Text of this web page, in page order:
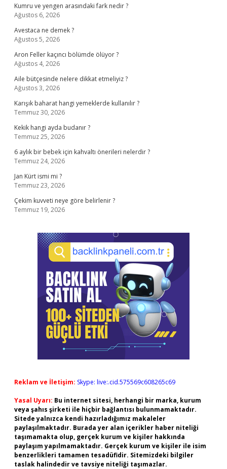
Kumru ve yengen arasındaki fark nedir ?
Ağustos 6, 2026
Avestaca ne demek ?
Ağustos 5, 2026
Aron Feller kaçıncı bölümde ölüyor ?
Ağustos 4, 2026
Aile bütçesinde nelere dikkat etmeliyiz ?
Ağustos 3, 2026
Karışık baharat hangi yemeklerde kullanılır ?
Temmuz 30, 2026
Kekik hangi ayda budanır ?
Temmuz 25, 2026
6 aylık bir bebek için kahvaltı önerileri nelerdir ?
Temmuz 24, 2026
Jan Kürt ismi mi ?
Temmuz 23, 2026
Çekim kuvveti neye göre belirlenir ?
Temmuz 19, 2026
Reklam ve İletişim: Skype: live:.cid.575569c608265c69
Yasal Uyarı: Bu internet sitesi, herhangi bir marka, kurum
veya şahıs şirketi ile hiçbir bağlantısı bulunmamaktadır.
Sitede yalnızca kendi hazırladığımız makaleler
paylaşılmaktadır. Burada yer alan içerikler haber niteliği
taşımamakta olup, gerçek kurum ve kişiler hakkında
paylaşım yapılmamaktadır. Gerçek kurum ve kişiler ile isim
benzerlikleri tamamen tesadüfidir. Sitemizdeki bilgiler
taslak halindedir ve tavsiye niteliği taşımazlar.